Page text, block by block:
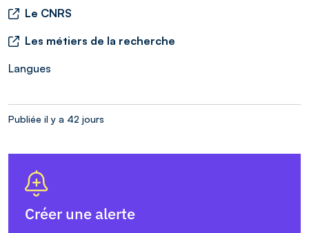
Le CNRS
Les métiers de la recherche
Langues
Publiée il y a 42 jours
Créer une alerte